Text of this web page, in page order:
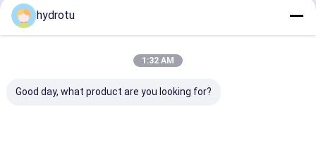
Prodotti Raccomandati
hydrotu
1:32 AM
Good day, what product are you looking for?